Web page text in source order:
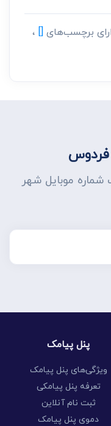
برچسب‌های[] ،
شماره موبایل شهر
پنل پیامک
ویژگی‌های پنل پیامک
تعرفه پنل پیامکی
ثبت نام آنلاین
دموی پنل پیامک